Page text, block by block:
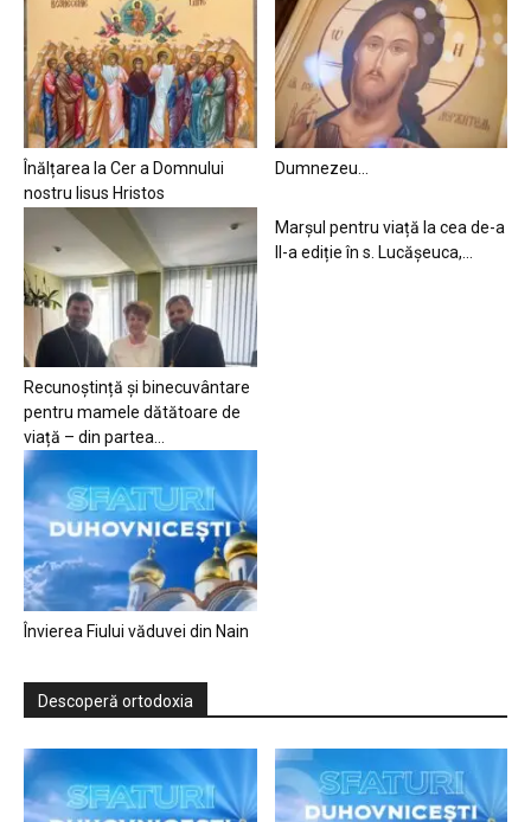
Înălțarea la Cer a Domnului
nostru Iisus Hristos
Dumnezeu…
Recunoștință și binecuvântare
pentru mamele dătătoare de
viață – din partea...
Marșul pentru viață la cea de-a
II-a ediție în s. Lucășeuca,...
Învierea Fiului văduvei din Nain
Descoperă ortodoxia